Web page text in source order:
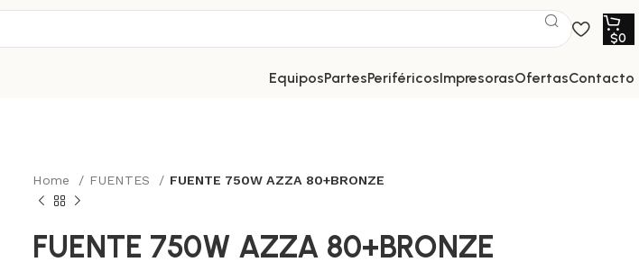
$0
equipos partes periféricos impresoras ofertas contacto
Home FUENTES FUENTE 750W AZZA 80+BRONZE
FUENTE 750W AZZA 80+BRONZE